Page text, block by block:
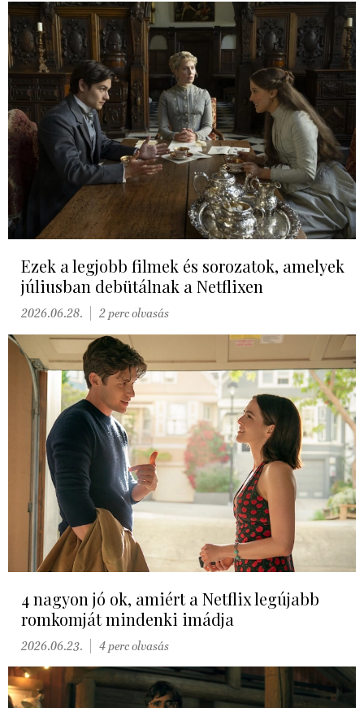
Ezek a legjobb filmek és sorozatok, amelyek
júliusban debütálnak a Netflixen
2026.06.28. 2 perc olvasás
4 nagyon jó ok, amiért a Netflix legújabb
romkomját mindenki imádja
2026.06.23. 4 perc olvasás